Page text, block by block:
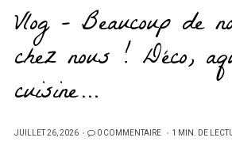
Vlog – Beaucoup de
chez nous ! Déco,
cuisine…
PUBLIÉ
JUILLET 26, 2026 0 COMMENTAIRE 1 MIN. DE